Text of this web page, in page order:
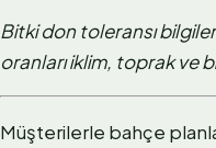
Bitki don toleransı
oranları iklim, toprak ve
Müşterilerle bahçe